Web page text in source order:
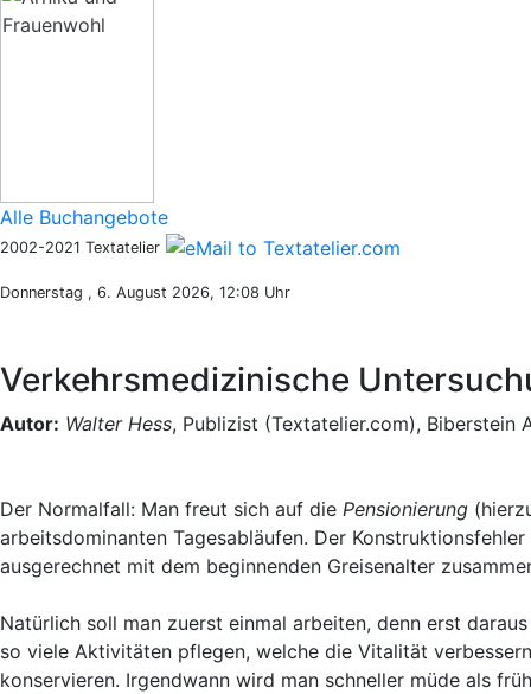
Alle Buchangebote
2002-2021 Textatelier
Donnerstag , 6. August 2026, 12:08 Uhr
Verkehrsmedizinische
Autor: Walter Hess, Publizist (Textatelier.com), Biberstein
Der Normalfall: Man freut sich auf die Pensionierung
arbeitsdominanten Tagesabläufen. Der
ausgerechnet mit dem beginnenden Greisenalter
Natürlich soll man zuerst einmal arbeiten, denn erst
so viele Aktivitäten pflegen, welche die Vitalität
konservieren. Irgendwann wird man schneller müde als